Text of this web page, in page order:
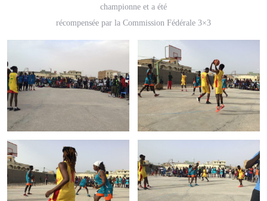
championne et a été
récompensée par la Commission Fédérale 3×3